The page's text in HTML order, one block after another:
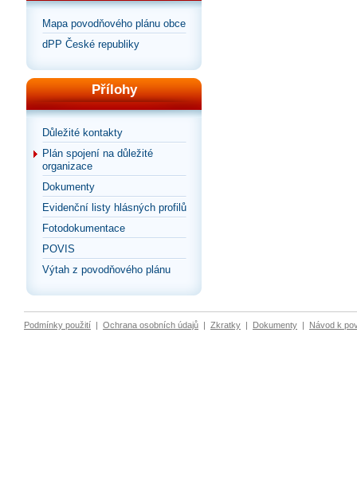
Mapa povodňového plánu obce
dPP České republiky
Přílohy
Důležité kontakty
Plán spojení na důležité
organizace
Dokumenty
Evidenční listy hlásných profilů
Fotodokumentace
POVIS
Výtah z povodňového plánu
Podmínky použití | Ochrana osobních údajů | Zkratky | Dokumenty | Návod k